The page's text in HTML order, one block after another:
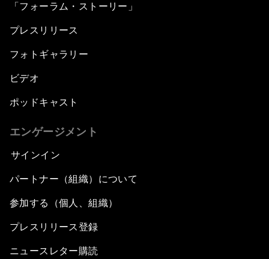
「フォーラム・ストーリー」
プレスリリース
フォトギャラリー
ビデオ
ポッドキャスト
エンゲージメント
サインイン
パートナー（組織）について
参加する（個人、組織）
プレスリリース登録
ニュースレター購読